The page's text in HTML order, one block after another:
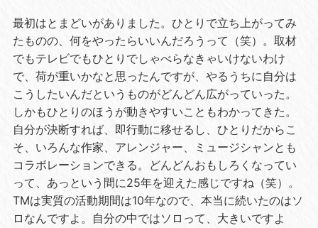
最初はとまどいがありました。ひとりで立ち上がってみ
たものの、何をやったらいいんだろうって（笑）。取材
でもテレビでもひとりでしゃべらなきゃいけないわけ
で、荷が重いかなと思ったんですが、やるうちに自分は
こうしたいんだというものがどんどん広がっていった。
しかもひとりのほうが動きやすいこともわかってきた。
自分が決断すれば、即行動に移せるし、ひとりだからこ
そ、いろんな作家、アレンジャー、ミュージシャンとも
コラボレーションできる。どんどんおもしろくなってい
って、あっという間に25年を迎えた感じですね（笑）。
TMは実質の活動期間は10年なので、本当に続いたのはソ
ロなんですよ。自分の中ではソロって、大きいですよ